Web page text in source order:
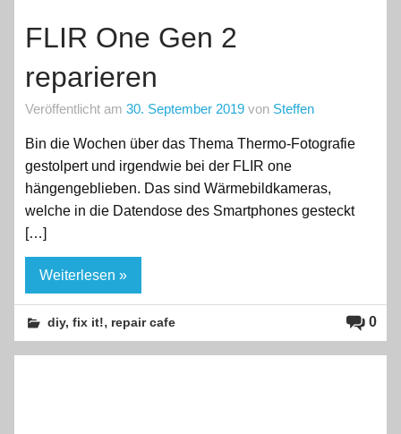
FLIR One Gen 2
reparieren
Veröffentlicht am 30. September 2019 von Steffen
Bin die Wochen über das Thema Thermo-Fotografie
gestolpert und irgendwie bei der FLIR one
hängengeblieben. Das sind Wärmebildkameras,
welche in die Datendose des Smartphones gesteckt
[…]
Weiterlesen »
0
diy, fix it!, repair cafe